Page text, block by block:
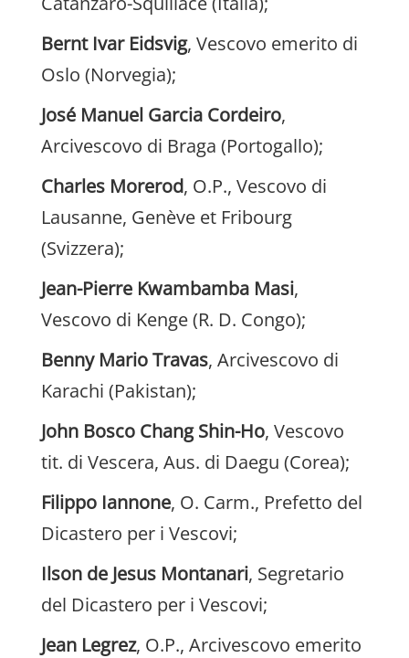
Bernt Ivar Eidsvig, Vescovo emerito di
Oslo (Norvegia);
José Manuel Garcia Cordeiro,
Arcivescovo di Braga (Portogallo);
Charles Morerod, O.P., Vescovo di
Lausanne, Genève et Fribourg
(Svizzera);
Jean-Pierre Kwambamba Masi,
Vescovo di Kenge (R. D. Congo);
Benny Mario Travas, Arcivescovo di
Karachi (Pakistan);
John Bosco Chang Shin-Ho, Vescovo
tit. di Vescera, Aus. di Daegu (Corea);
Filippo Iannone, O. Carm., Prefetto del
Dicastero per i Vescovi;
Ilson de Jesus Montanari, Segretario
del Dicastero per i Vescovi;
Jean Legrez, O.P., Arcivescovo emerito